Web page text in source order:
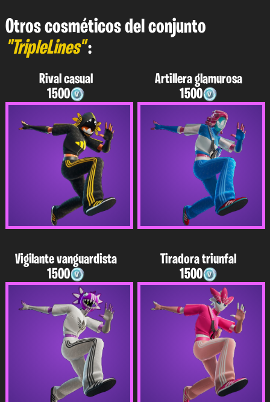
Otros cosméticos del conjunto
"TripleLines":
Rival casual
1500
Artillera glamurosa
1500
Vigilante vanguardista
1500
Tiradora triunfal
1500